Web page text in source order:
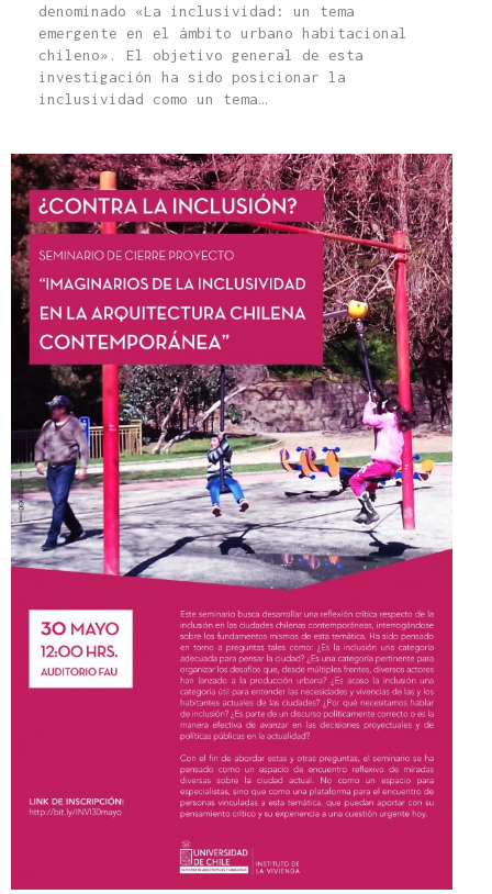
denominado «La inclusividad: un tema
emergente en el ámbito urbano habitacional
chileno». El objetivo general de esta
investigación ha sido posicionar la
inclusividad como un tema…